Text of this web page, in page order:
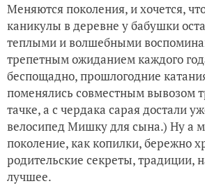
Меняются поколения, и хочется,
каникулы в деревне у бабушки
теплыми и волшебными
трепетным ожиданием каждого
беспощадно, прошлогодние
поменялись совместным вывозом
тачке, а с чердака сарая достали
велосипед Мишку для сына.) Ну а
поколение, как копилки, бережно
родительские секреты, традиции,
лучшее.